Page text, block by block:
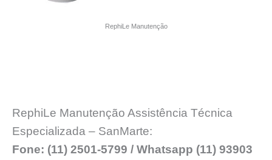
RephiLe Manutenção
RephiLe Manutenção Assistência Técnica
Especializada – SanMarte:
Fone: (11) 2501-5799 / Whatsapp (11) 93903